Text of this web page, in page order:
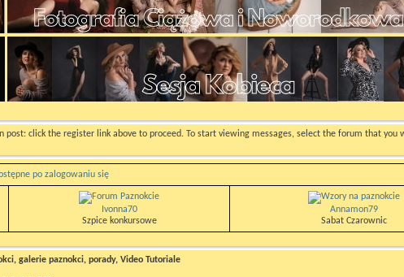
post: click the register link above to proceed. To start viewing messages, select the forum that you
po zalogowaniu się
Ivonna70
Szpice konkursowe
Annamon79
Sabat Czarownic
galerie paznokci, porady, Video Tutoriale